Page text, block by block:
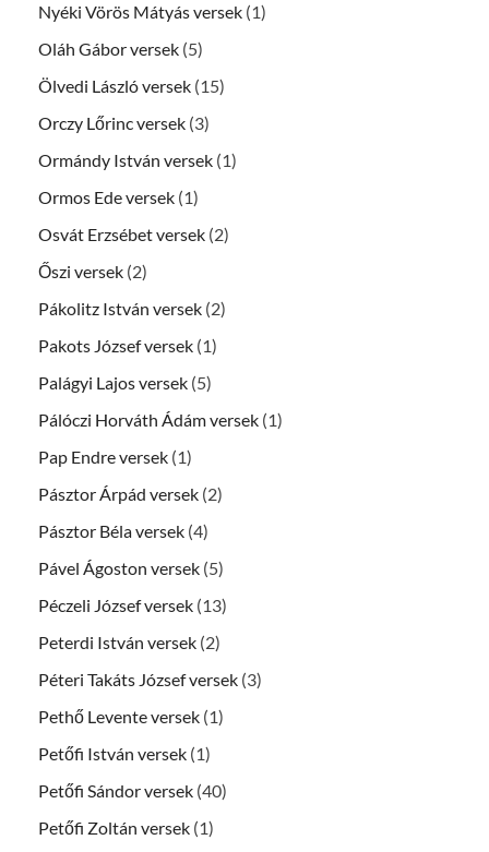
Nyéki Vörös Mátyás versek (1)
Oláh Gábor versek (5)
Ölvedi László versek (15)
Orczy Lőrinc versek (3)
Ormándy István versek (1)
Ormos Ede versek (1)
Osvát Erzsébet versek (2)
Őszi versek (2)
Pákolitz István versek (2)
Pakots József versek (1)
Palágyi Lajos versek (5)
Pálóczi Horváth Ádám versek (1)
Pap Endre versek (1)
Pásztor Árpád versek (2)
Pásztor Béla versek (4)
Pável Ágoston versek (5)
Péczeli József versek (13)
Peterdi István versek (2)
Péteri Takáts József versek (3)
Pethő Levente versek (1)
Petőfi István versek (1)
Petőfi Sándor versek (40)
Petőfi Zoltán versek (1)